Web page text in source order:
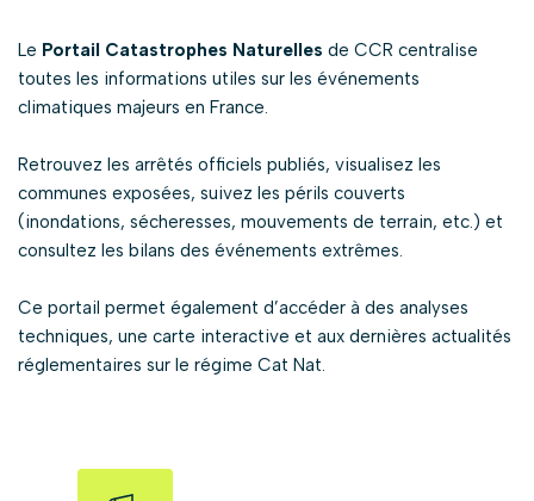
Le Portail Catastrophes Naturelles de CCR centralise
toutes les informations utiles sur les événements
climatiques majeurs en France.
Retrouvez les arrêtés officiels publiés, visualisez les
communes exposées, suivez les périls couverts
(inondations, sécheresses, mouvements de terrain, etc.) et
consultez les bilans des événements extrêmes.
Ce portail permet également d’accéder à des analyses
techniques, une carte interactive et aux dernières actualités
réglementaires sur le régime Cat Nat.